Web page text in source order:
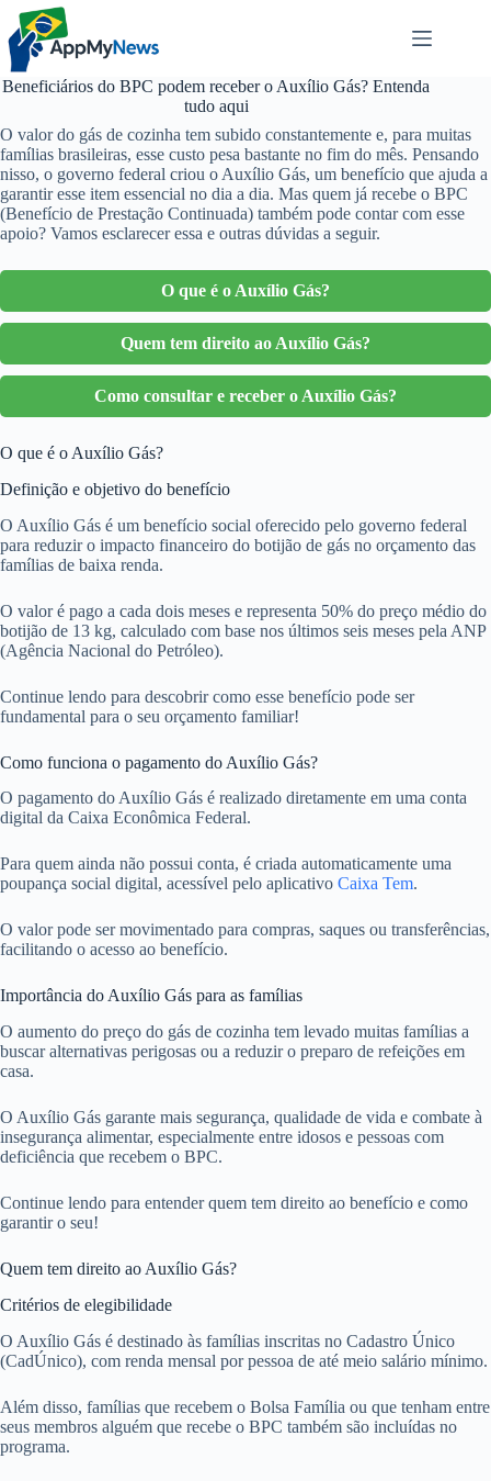
Pular
para
conteúdo
Beneficiários do BPC podem receber o Auxílio Gás? Entenda
tudo aqui
O valor do gás de cozinha tem subido constantemente e, para muitas
famílias brasileiras, esse custo pesa bastante no fim do mês. Pensando
nisso, o governo federal criou o Auxílio Gás, um benefício que ajuda a
garantir esse item essencial no dia a dia. Mas quem já recebe o BPC
(Benefício de Prestação Continuada) também pode contar com esse
apoio? Vamos esclarecer essa e outras dúvidas a seguir.
O que é o Auxílio Gás?
Quem tem direito ao Auxílio Gás?
Como consultar e receber o Auxílio Gás?
O que é o Auxílio Gás?
Definição e objetivo do benefício
O Auxílio Gás é um benefício social oferecido pelo governo federal
para reduzir o impacto financeiro do botijão de gás no orçamento das
famílias de baixa renda.
O valor é pago a cada dois meses e representa 50% do preço médio do
botijão de 13 kg, calculado com base nos últimos seis meses pela ANP
(Agência Nacional do Petróleo).
Continue lendo para descobrir como esse benefício pode ser
fundamental para o seu orçamento familiar!
Como funciona o pagamento do Auxílio Gás?
O pagamento do Auxílio Gás é realizado diretamente em uma conta
digital da Caixa Econômica Federal.
Para quem ainda não possui conta, é criada automaticamente uma
poupança social digital, acessível pelo aplicativo Caixa Tem.
O valor pode ser movimentado para compras, saques ou transferências,
facilitando o acesso ao benefício.
Importância do Auxílio Gás para as famílias
O aumento do preço do gás de cozinha tem levado muitas famílias a
buscar alternativas perigosas ou a reduzir o preparo de refeições em
casa.
O Auxílio Gás garante mais segurança, qualidade de vida e combate à
insegurança alimentar, especialmente entre idosos e pessoas com
deficiência que recebem o BPC.
Continue lendo para entender quem tem direito ao benefício e como
garantir o seu!
Quem tem direito ao Auxílio Gás?
Critérios de elegibilidade
O Auxílio Gás é destinado às famílias inscritas no Cadastro Único
(CadÚnico), com renda mensal por pessoa de até meio salário mínimo.
Além disso, famílias que recebem o Bolsa Família ou que tenham entre
seus membros alguém que recebe o BPC também são incluídas no
programa.